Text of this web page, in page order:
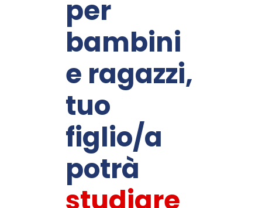
per
bambini
e ragazzi,
tuo
figlio/a
potrà